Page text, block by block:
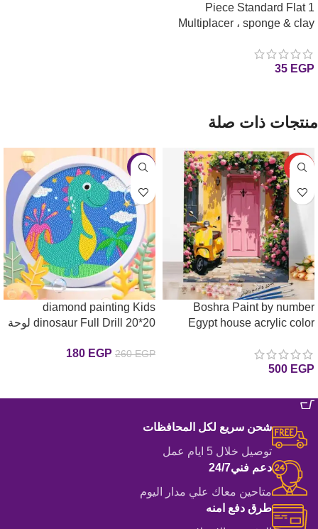
1 Piece Standard Flat
Multiplacer ، sponge & clay
رأس مزدوجه وشمعه وسفنجه
واحده للرسم بالماس
35 EGP
منتجات ذات صلة
حصري
Boshra Paint by number
Egypt house acrylic color
والألوان الاكريليك والفرشاه
500 EGP
-31%
diamond painting Kids
dinosaur Full Drill 20*20 لوحة
للأطفال بالأطار
260EGP
180 EGP
شحن سريع لكل المحافظات
توصيل خلال 5 ايام عمل
دعم فني24/7
متاحين معاك علي مدار اليوم
طرق دفع امنه